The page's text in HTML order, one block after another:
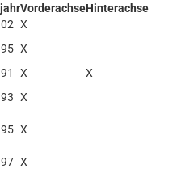
VorderachseHinterachse
X
X
X
X
X
X
X